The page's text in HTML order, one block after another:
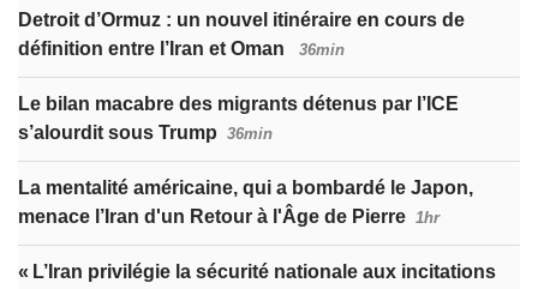
Detroit d’Ormuz : un nouvel itinéraire en cours de
définition entre l’Iran et Oman
36min
Le bilan macabre des migrants détenus par l’ICE
s’alourdit sous Trump 36min
La mentalité américaine, qui a bombardé le Japon,
menace l’Iran d'un Retour à l'Âge de Pierre 1hr
« L’Iran privilégie la sécurité nationale aux incitations